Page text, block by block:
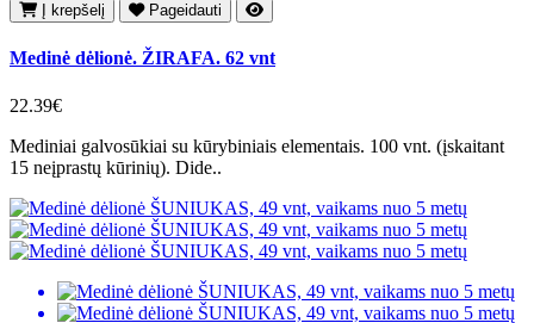
Į krepšelį Pageidauti
Medinė dėlionė. ŽIRAFA. 62 vnt
22.39€
Mediniai galvosūkiai su kūrybiniais elementais. 100 vnt. (įskaitant
15 neįprastų kūrinių). Dide..